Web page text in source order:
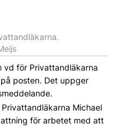
vd för Privattandläkarna
posten. Det uppger
Michael
för arbetet med att